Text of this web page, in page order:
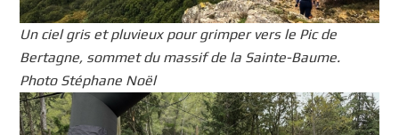
Un ciel gris et pluvieux pour grimper vers le Pic de
Bertagne, sommet du massif de la Sainte-Baume.
Photo Stéphane Noël